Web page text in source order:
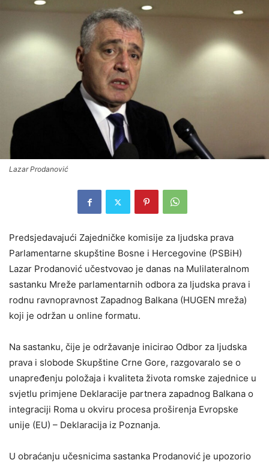
Lazar Prodanović
Predsjedavajući Zajedničke komisije za ljudska prava
Parlamentarne skupštine Bosne i Hercegovine (PSBiH)
Lazar Prodanović učestvovao je danas na Mulilateralnom
sastanku Mreže parlamentarnih odbora za ljudska prava i
rodnu ravnopravnost Zapadnog Balkana (HUGEN mreža)
koji je održan u online formatu.
Na sastanku, čije je održavanje inicirao Odbor za ljudska
prava i slobode Skupštine Crne Gore, razgovaralo se o
unapređenju položaja i kvaliteta života romske zajednice u
svjetlu primjene Deklaracije partnera zapadnog Balkana o
integraciji Roma u okviru procesa proširenja Evropske
unije (EU) – Deklaracija iz Poznanja.
U obraćanju učesnicima sastanka Prodanović je upozorio